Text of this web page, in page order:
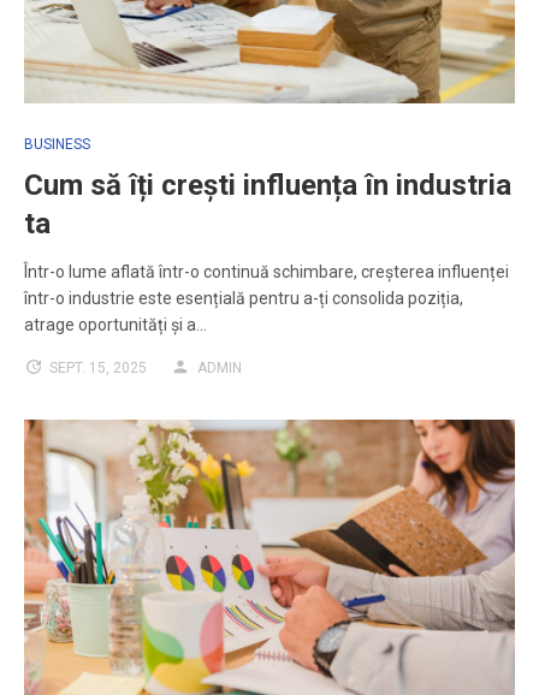
BUSINESS
Cum să îți crești influența în industria
ta
Într-o lume aflată într-o continuă schimbare, creșterea influenței
într-o industrie este esențială pentru a-ți consolida poziția,
atrage oportunități și a…
SEPT. 15, 2025 ADMIN